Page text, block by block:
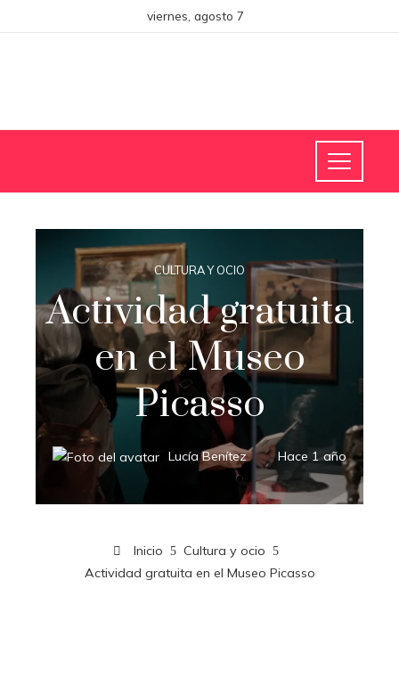
viernes, agosto 7
CULTURA Y OCIO
Actividad gratuita
en el Museo
Picasso
Lucía Benítez Hace 1 año
Inicio
Cultura y ocio
Actividad gratuita en el Museo Picasso